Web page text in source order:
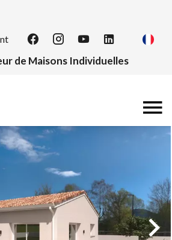
de Maisons Individuelles